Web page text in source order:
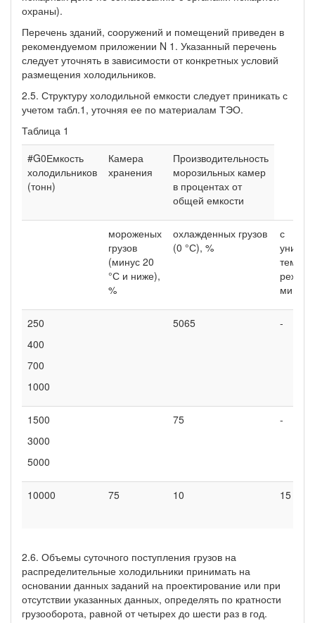
охраны).
Перечень зданий, сооружений и помещений приведен в
рекомендуемом приложении N 1. Указанный перечень
следует уточнять в зависимости от конкретных условий
размещения холодильников.
2.5. Структуру холодильной емкости следует приникать с
учетом табл.1, уточняя ее по материалам ТЭО.
Таблица 1
#G0Емкость
холодильников
(тонн)
Камера
хранения
Производительность
морозильных камер
в процентах от
общей емкости
мороженых
грузов
(минус 20
°С и ниже),
%
охлажденных грузов
(0 °С), %
с
минус
250
400
700
1000
5065 -
1500
3000
5000
75 -
10000 75 10 15
2.6. Объемы суточного поступления грузов на
распределительные холодильники принимать на
основании данных заданий на проектирование или при
отсутствии указанных данных, определять по кратности
грузооборота, равной от четырех до шести раз в год.